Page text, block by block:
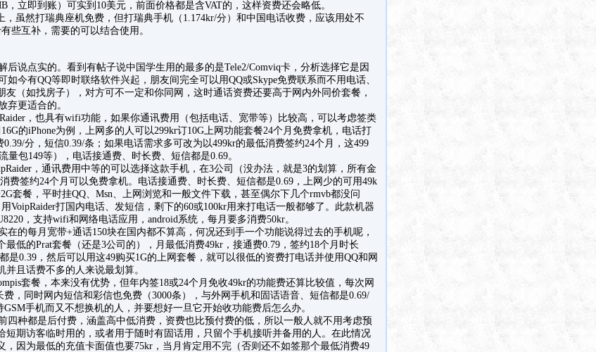
，立即到账）可实到10美元，前面价格都是含VAT的，这样资费还会略低。
虽然打瑞典座机免费，但打瑞典手机（1.174kr/分）和中国电话收费，应该用处不
些互补，需要的可以结合使用。
说点实的。看到有帖子说中国学生用的最多的是Tele2/Comviq卡，分析选择它是因
如今有QQ等即时联络软件兴起，朋友间完全可以用QQ或Skype免费联系而不用电话、
友（如找房子），对方可不一定和你同网，这时通话资费还要高于网内外同价套餐，
弃更适合的。
，也具有wifi功能，如果你通讯费用（包括电话、宽带等）比较高，可以考虑签类
的iPhone为例，上网多的人可以299kr订10G上网功能套餐24个月免费拿机，电话打
分，短信0.39/条；如果电话需求多可改为以499kr的最低消费签约24个月，这499
量包149等），电话接通费、时长费、短信都是0.69。
，通讯费用中等的可以选择这款手机，在3公司（没办法，就是3的划算，所有金
费签约24个月可以免费拿机。电话接通费、时长费、短信都是0.69，上网少的可用49k
套餐，平时挂QQ、Msn、上网浏览和一般文件下载，甚至偶尔下几个rmvb都没问
VoipRaider打国内电话、发短信，剩下的60或100kr用来打电话一般都够了。此款机器
，支持wifi和网络电话应用，android系统，每月要多消费50kr。
的每月宽带+通话150块在国内都不算高，何况还到手一个功能说得过去的手机呢，
低的Prat套餐（还是3公司的），月最低消费49kr，接通费0.79，签约18个月时长
是0.39，然后可以用这49购买1G的上网套餐，就可以很低的资费打电话并使用QQ和网
且话费不多的人来说最划算。
套餐，本来没有优势，但年内签18或24个月免收49kr的功能费还算比较值，每次网
，同时网内短信和彩信也免费（3000条），与外网手机和固话语音、短信都是0.69/
手机而又不想换机的人，并要想好一旦它开始收功能费后怎么办。
种都是后付费，涵盖高中低消费，资费也比预付费的低，所以一般人就不用考虑预
短期访客临时用的，或者用于随时有固话用，只留个手机接听并备用的人。在此情况
，因为最低的充值卡面值也要75kr，当月肯定用不完（否则还不如签那个最低消费49